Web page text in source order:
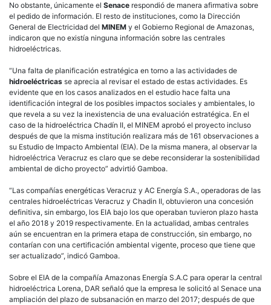
No obstante, únicamente el Senace respondió de manera afirmativa sobre
el pedido de información. El resto de instituciones, como la Dirección
General de Electricidad del MINEM y el Gobierno Regional de Amazonas,
indicaron que no existía ninguna información sobre las centrales
hidroeléctricas.
“Una falta de planificación estratégica en torno a las actividades de
hidroeléctricas se aprecia al revisar el estado de estas actividades. Es
evidente que en los casos analizados en el estudio hace falta una
identificación integral de los posibles impactos sociales y ambientales, lo
que revela a su vez la inexistencia de una evaluación estratégica. En el
caso de la hidroeléctrica Chadín II, el MINEM aprobó el proyecto incluso
después de que la misma institución realizara más de 161 observaciones a
su Estudio de Impacto Ambiental (EIA). De la misma manera, al observar la
hidroeléctrica Veracruz es claro que se debe reconsiderar la sostenibilidad
ambiental de dicho proyecto” advirtió Gamboa.
“Las compañías energéticas Veracruz y AC Energía S.A., operadoras de las
centrales hidroeléctricas Veracruz y Chadin II, obtuvieron una concesión
definitiva, sin embargo, los EIA bajo los que operaban tuvieron plazo hasta
el año 2018 y 2019 respectivamente. En la actualidad, ambas centrales
aún se encuentran en la primera etapa de construcción, sin embargo, no
contarían con una certificación ambiental vigente, proceso que tiene que
ser actualizado”, indicó Gamboa.
Sobre el EIA de la compañía Amazonas Energía S.A.C para operar la central
hidroeléctrica Lorena, DAR señaló que la empresa le solicitó al Senace una
ampliación del plazo de subsanación en marzo del 2017; después de que